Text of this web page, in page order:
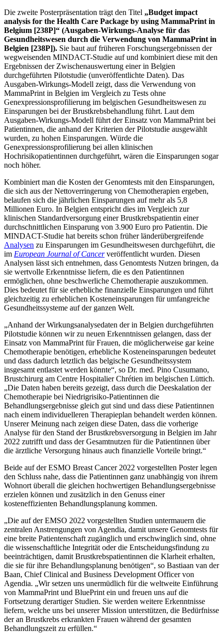
Die zweite Posterpräsentation trägt den Titel „Budget impact
analysis for the Health Care Package by using MammaPrint in
Belgium [238P]“ (Ausgaben-Wirkungs-Analyse für das
Gesundheitswesen durch die Verwendung von MammaPrint in
Belgien [238P]). Sie baut auf früheren Forschungsergebnissen der
wegweisenden MINDACT-Studie auf und kombiniert diese mit den
Ergebnissen der Zwischenauswertung einer in Belgien
durchgeführten Pilotstudie (unveröffentlichte Daten). Das
Ausgaben-Wirkungs-Modell zeigt, dass die Verwendung von
MammaPrint in Belgien im Vergleich zu Tests ohne
Genexpressionsprofilierung im belgischen Gesundheitswesen zu
Einsparungen bei der Brustkrebsbehandlung führt. Laut dem
Ausgaben-Wirkungs-Modell führt der Einsatz von MammaPrint bei
Patientinnen, die anhand der Kriterien der Pilotstudie ausgewählt
wurden, zu hohen Einsparungen. Würde die
Genexpressionsprofilierung bei allen klinischen
Hochrisikopatientinnen durchgeführt, wären die Einsparungen sogar
noch höher.
Kombiniert man die Kosten der Genomtests mit den Einsparungen,
die sich aus der Nettoverringerung von Chemotherapien ergeben,
belaufen sich die jährlichen Einsparungen auf mehr als 5,8
Millionen Euro. In Belgien entspricht dies im Vergleich zur
klinischen Standardversorgung einer Brustkrebspatientin einer
durchschnittlichen Einsparung von 3.900 Euro pro Patientin. Die
MINDACT-Studie hat bereits schon früher länderübergreifende
Analysen zu Einsparungen im Gesundheitswesen durchgeführt, die
im European Journal of Cancer veröffentlicht wurden. Diesen
Analysen lässt sich entnehmen, dass Genomtests Nutzen bringen, da
sie wertvolle Erkenntnisse liefern, die es den Patientinnen
ermöglichen, ohne beschwerliche Chemotherapie auszukommen.
Dies bedeutet für sie erhebliche finanzielle Einsparungen und führt
gleichzeitig zu erheblichen Kosteneinsparungen für umfangreiche
Gesundheitssysteme auf der ganzen Welt.
„Anhand der Wirkungsanalysedaten der in Belgien durchgeführten
Pilotstudie können wir zu neuen Erkenntnissen gelangen, dass der
Einsatz von MammaPrint für Frauen, die möglicherweise gar keine
Chemotherapie benötigen, erhebliche Kosteneinsparungen bedeutet
und dass dadurch letztlich das belgische Gesundheitssystem
insgesamt entlastet werden könnte“, so Dr. med. Pino Cusumano,
Brustchirurg am Centre Hospitalier Chrétien im belgischen Lüttich.
„Die Daten haben bereits gezeigt, dass durch die Deeskalation der
Chemotherapie bei Niedrigrisiko-Patientinnen die
Behandlungsergebnisse gleich gut sind und dass diese Patientinnen
nach einem individuelleren Therapieplan behandelt werden können.
Unserer Meinung nach zeigen diese Daten, dass die vorherige
Analyse für den Stand der Brustkrebsversorgung in Belgien im Jahr
2022 zutrifft und dass der Gesamtnutzen für die Patientinnen über
die ärztliche Versorgung hinaus auch finanzielle Vorteile bringt.“
Beide auf der ESMO Breast Cancer 2022 vorgestellten Poster legen
den Schluss nahe, dass die Patientinnen ganz unabhängig von ihrem
Wohnort überall die gleichen hochwertigen Behandlungsergebnisse
erzielen können und zusätzlich in den Genuss einer
kosteneffizienten Behandlungsplanung kommen.
„Die auf der EMSO 2022 vorgestellten Studien untermauern die
zentralen Anstrengungen von Agendia, damit unsere Genomtests für
eine breite Patientenschaft zugänglich und erschwinglich sind, ohne
die wissenschaftliche Integrität oder die Entscheidungsfindung zu
beeinträchtigen, damit Brustkrebspatientinnen die Klarheit erhalten,
die sie für ihre Behandlungsplanung benötigen“, so Bastiaan van der
Baan, Chief Clinical and Business Development Officer von
Agendia. „Wir setzen uns unermüdlich für die weltweite Einführung
von MammaPrint und BluePrint ein und freuen uns auf die
Fortsetzung derartiger Studien. Sie werden weitere Erkenntnisse
liefern, welche uns bei unserer Mission unterstützen, die Bedürfnisse
der an Brustkrebs erkrankten Frauen während der gesamten
Behandlungszeit zu erfüllen.“